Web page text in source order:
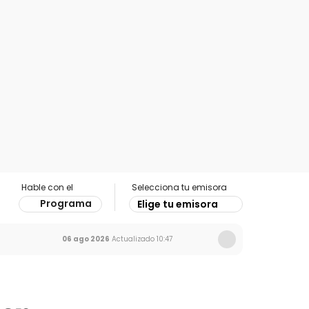
Hable con el
Programa
Selecciona tu emisora
Elige tu emisora
06 ago 2026 Actualizado 10:47